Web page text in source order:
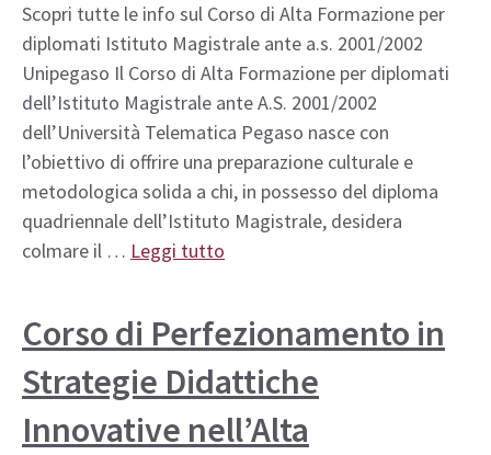
Scopri tutte le info sul Corso di Alta Formazione per
diplomati Istituto Magistrale ante a.s. 2001/2002
Unipegaso Il Corso di Alta Formazione per diplomati
dell’Istituto Magistrale ante A.S. 2001/2002
dell’Università Telematica Pegaso nasce con
l’obiettivo di offrire una preparazione culturale e
metodologica solida a chi, in possesso del diploma
quadriennale dell’Istituto Magistrale, desidera
colmare il … Leggi tutto
Corso di Perfezionamento in
Strategie Didattiche
Innovative nell’Alta